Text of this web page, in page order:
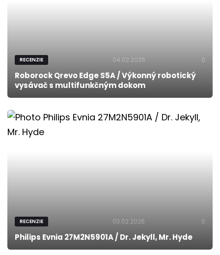
RECENZIE 04.02.2026 0
Roborock Qrevo Edge S5A / Výkonný robotický
vysávač s multifunkčným dokom
RECENZIE 03.02.2026 0
Philips Evnia 27M2N5901A / Dr. Jekyll, Mr. Hyde